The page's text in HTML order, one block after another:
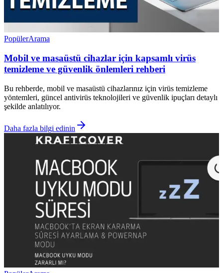
PopülerArama
Mobil ve masaüstü cihazlar için kapsamlı virüs
temizleme ve güvenlik önlemleri rehberi
Bu rehberde, mobil ve masaüstü cihazlarınız için virüs temizleme
yöntemleri, güncel antivirüs teknolojileri ve güvenlik ipuçları detaylı
şekilde anlatılıyor.
Daha fazla bilgi edinin